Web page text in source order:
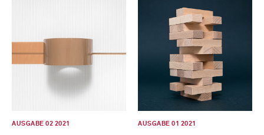
AUSGABE 02 2021 AUSGABE 01 2021